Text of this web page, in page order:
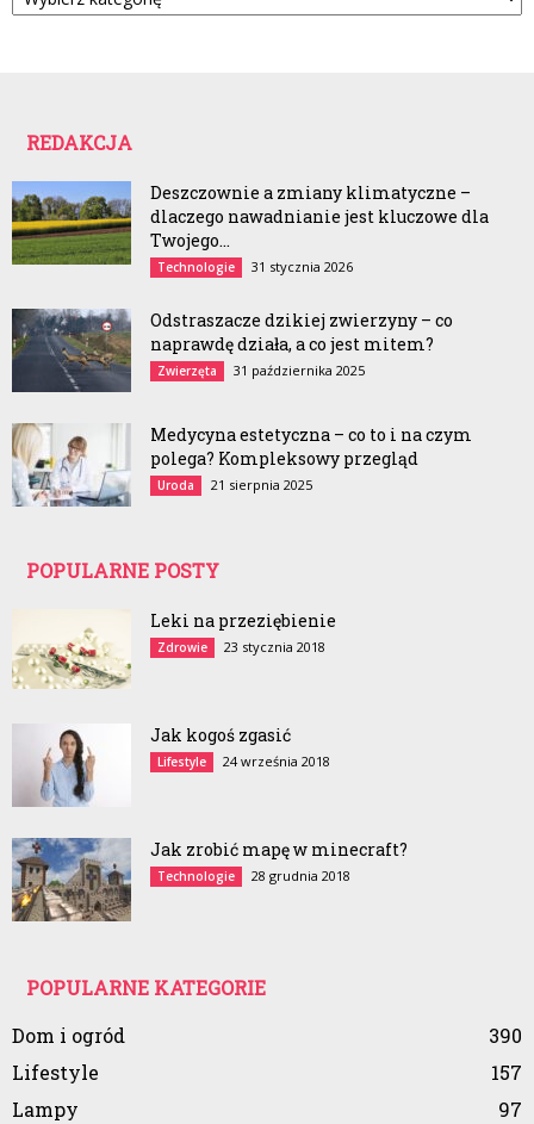
REDAKCJA
Deszczownie a zmiany klimatyczne –
dlaczego nawadnianie jest kluczowe dla
Twojego...
Technologie 31 stycznia 2026
Odstraszacze dzikiej zwierzyny – co
naprawdę działa, a co jest mitem?
Zwierzęta 31 października 2025
Medycyna estetyczna – co to i na czym
polega? Kompleksowy przegląd
Uroda 21 sierpnia 2025
POPULARNE POSTY
Leki na przeziębienie
Zdrowie 23 stycznia 2018
Jak kogoś zgasić
Lifestyle 24 września 2018
Jak zrobić mapę w minecraft?
Technologie 28 grudnia 2018
POPULARNE KATEGORIE
Dom i ogród
390
Lifestyle
157
Lampy
97